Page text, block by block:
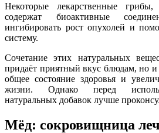
Некоторые лекарственные
содержат биоактивные
ингибировать рост опухолей и
систему.
Сочетание этих натуральных
придаёт приятный вкус блюдам, но
общее состояние здоровья и
жизни. Однако перед
натуральных добавок лучше
Мёд: сокровищница